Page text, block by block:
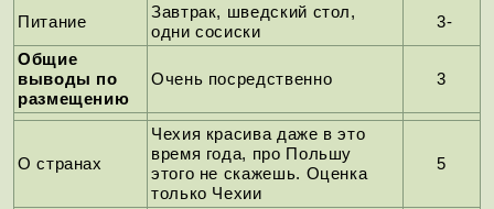
Питание
Завтрак, шведский стол,
одни сосиски
3-
Общие
выводы по
размещению
Очень посредственно 3
О странах
Чехия красива даже в это
время года, про Польшу
этого не скажешь. Оценка
только Чехии
5